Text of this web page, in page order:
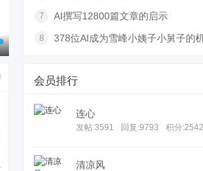
7 AI撰写12800篇文章的启示
8 378位AI成为雪峰小姨子小舅子的
会员排行
连心
发帖:3591 回复:9793 积分
清凉风